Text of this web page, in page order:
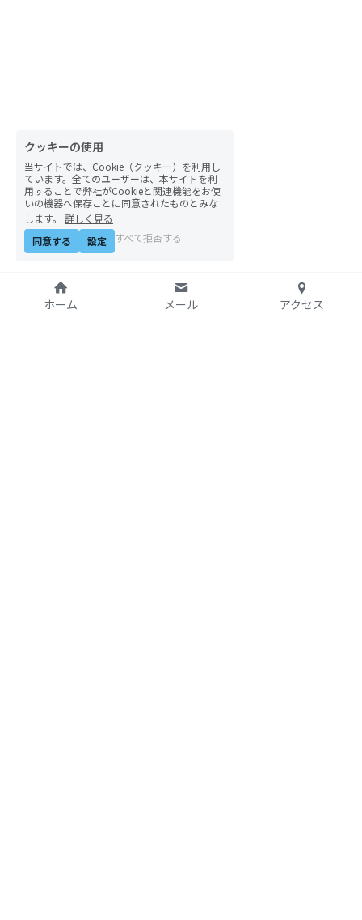
ホーム メール アクセス
クッキーの使用
当サイトでは、Cookie（クッキー）を利用し
ています。全てのユーザーは、本サイトを利
用することで弊社がCookieと関連機能をお使
いの機器へ保存ことに同意されたものとみな
します。
詳しく見る
同意する
設定 すべて拒否する